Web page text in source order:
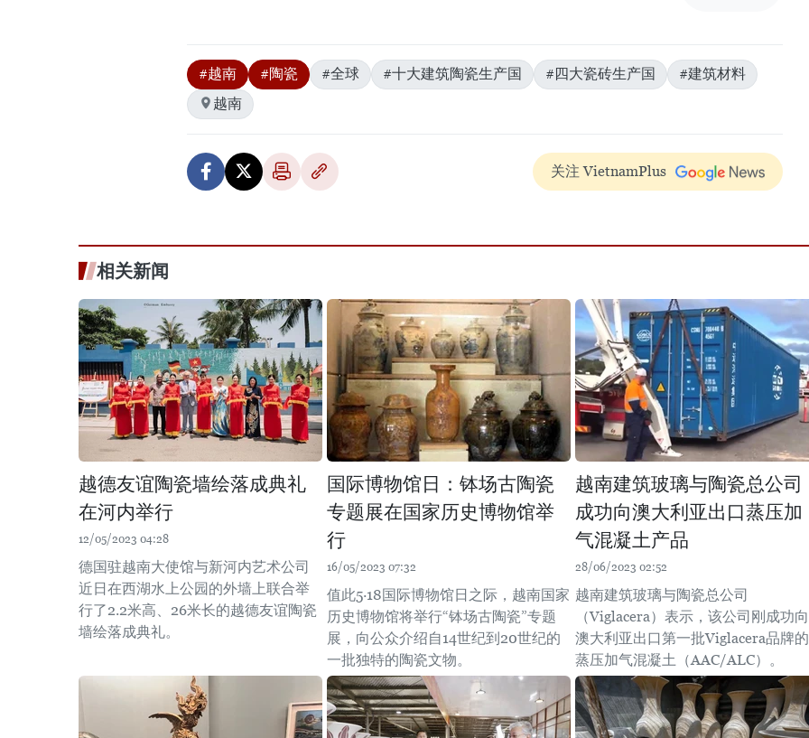
#越南 #陶瓷 #全球 #十大建筑陶瓷生产国 #四大瓷砖生产国
#建筑材料
越南
关注 VietnamPlus
相关新闻
越德友谊陶瓷墙绘落成典礼
在河内举行
12/05/2023 04:28
德国驻越南大使馆与新河内艺术公司
近日在西湖水上公园的外墙上联合举
行了2.2米高、26米长的越德友谊陶瓷
墙绘落成典礼。
国际博物馆日：钵场古陶瓷
专题展在国家历史博物馆举
行
16/05/2023 07:32
值此5·18国际博物馆日之际，越南国家
历史博物馆将举行“钵场古陶瓷”专题
展，向公众介绍自14世纪到20世纪的
一批独特的陶瓷文物。
越南建筑玻璃与陶瓷总公司
成功向澳大利亚出口蒸压加
气混凝土产品
28/06/2023 02:52
越南建筑玻璃与陶瓷总公司
（Viglacera）表示，该公司刚成功向
澳大利亚出口第一批Viglacera品牌的
蒸压加气混凝土（AAC/ALC）。